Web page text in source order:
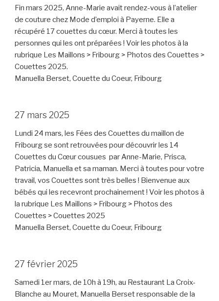
Fin mars 2025, Anne-Marie avait rendez-vous à l’atelier
de couture chez Mode d’emploi à Payerne. Elle a
récupéré 17 couettes du cœur. Merci à toutes les
personnes qui les ont préparées ! Voir les photos à la
rubrique Les Maillons > Fribourg > Photos des Couettes >
Couettes 2025.
Manuella Berset, Couette du Coeur, Fribourg
27 mars 2025
Lundi 24 mars, les Fées des Couettes du maillon de
Fribourg se sont retrouvées pour découvrir les 14
Couettes du Cœur cousues par Anne-Marie, Prisca,
Patricia, Manuella et sa maman. Merci à toutes pour votre
travail, vos Couettes sont très belles ! Bienvenue aux
bébés qui les recevront prochainement ! Voir les photos à
la rubrique Les Maillons > Fribourg > Photos des
Couettes > Couettes 2025
Manuella Berset, Couette du Coeur, Fribourg
27 février 2025
Samedi 1er mars, de 10h à 19h, au Restaurant La Croix-
Blanche au Mouret, Manuella Berset responsable de la